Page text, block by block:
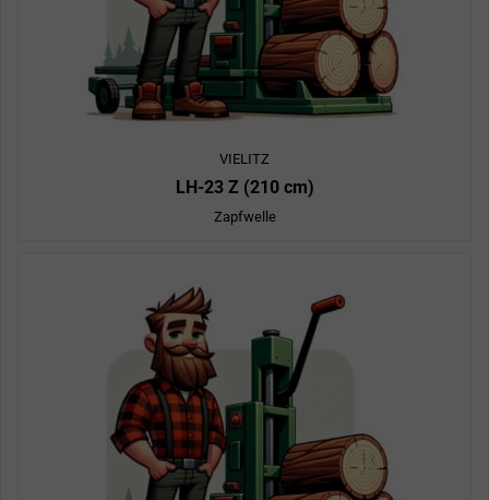
VIELITZ
LH-23 Z (210 cm)
Zapfwelle